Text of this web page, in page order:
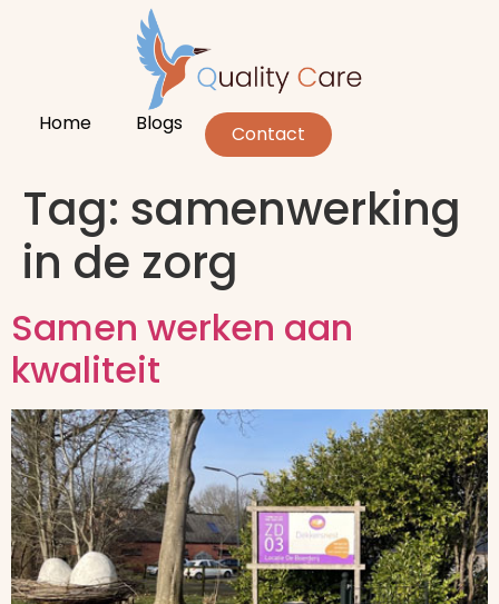
Home Blogs Contact
Tag: samenwerking
in de zorg
Samen werken aan
kwaliteit